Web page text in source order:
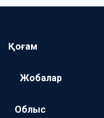
Қоғам
Жобалар
Облыс